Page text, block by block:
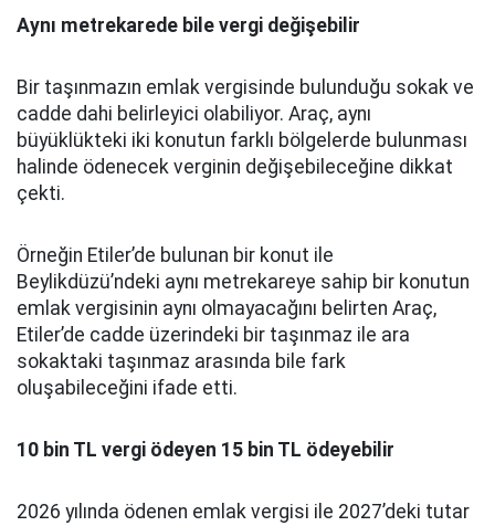
Aynı metrekarede bile vergi değişebilir
Bir taşınmazın emlak vergisinde bulunduğu sokak ve
cadde dahi belirleyici olabiliyor. Araç, aynı
büyüklükteki iki konutun farklı bölgelerde bulunması
halinde ödenecek verginin değişebileceğine dikkat
çekti.
Örneğin Etiler’de bulunan bir konut ile
Beylikdüzü’ndeki aynı metrekareye sahip bir konutun
emlak vergisinin aynı olmayacağını belirten Araç,
Etiler’de cadde üzerindeki bir taşınmaz ile ara
sokaktaki taşınmaz arasında bile fark
oluşabileceğini ifade etti.
10 bin TL vergi ödeyen 15 bin TL ödeyebilir
2026 yılında ödenen emlak vergisi ile 2027’deki tutar